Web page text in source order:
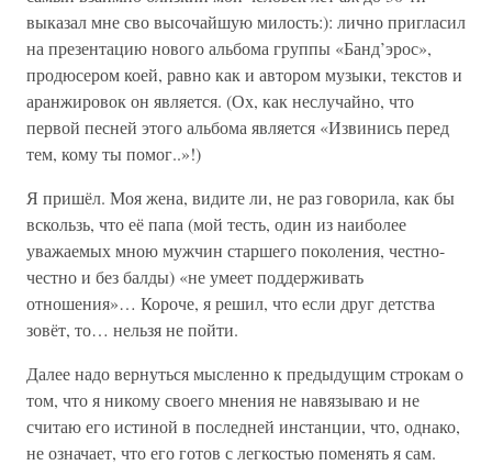
выказал мне сво высочайшую милость:): лично пригласил
на презентацию нового альбома группы «Банд’эрос»,
продюсером коей, равно как и автором музыки, текстов и
аранжировок он является. (Ох, как неслучайно, что
первой песней этого альбома является «Извинись перед
тем, кому ты помог..»!)
Я пришёл. Моя жена, видите ли, не раз говорила, как бы
вскользь, что её папа (мой тесть, один из наиболее
уважаемых мною мужчин старшего поколения, честно-
честно и без балды) «не умеет поддерживать
отношения»… Короче, я решил, что если друг детства
зовёт, то… нельзя не пойти.
Далее надо вернуться мысленно к предыдущим строкам о
том, что я никому своего мнения не навязываю и не
считаю его истиной в последней инстанции, что, однако,
не означает, что его готов с легкостью поменять я сам.